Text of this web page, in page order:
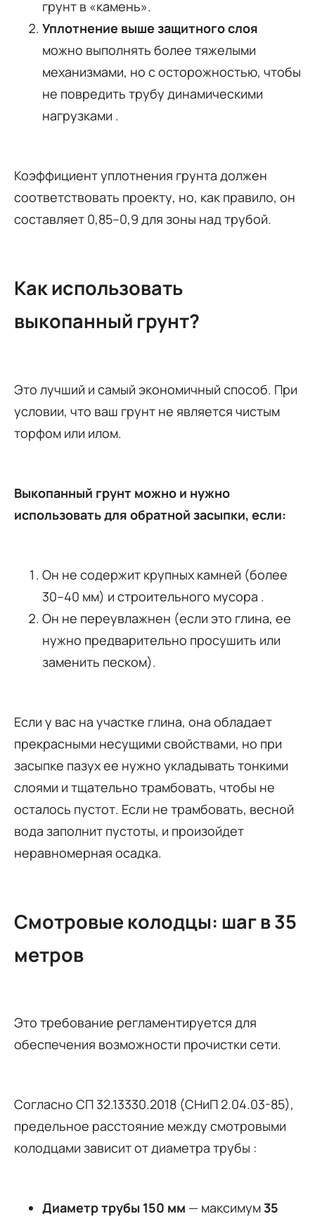
грунт в «камень».
Уплотнение выше защитного слоя
можно выполнять более тяжелыми
механизмами, но с осторожностью, чтобы
не повредить трубу динамическими
нагрузками .
Коэффициент уплотнения грунта должен
соответствовать проекту, но, как правило, он
составляет 0,85–0,9 для зоны над трубой.
Как использовать
выкопанный грунт?
Это лучший и самый экономичный способ. При
условии, что ваш грунт не является чистым
торфом или илом.
Выкопанный грунт можно и нужно
использовать для обратной засыпки, если:
Он не содержит крупных камней (более
30–40 мм) и строительного мусора .
Он не переувлажнен (если это глина, ее
нужно предварительно просушить или
заменить песком).
Если у вас на участке глина, она обладает
прекрасными несущими свойствами, но при
засыпке пазух ее нужно укладывать тонкими
слоями и тщательно трамбовать, чтобы не
осталось пустот. Если не трамбовать, весной
вода заполнит пустоты, и произойдет
неравномерная осадка.
Смотровые колодцы: шаг в 35
метров
Это требование регламентируется для
обеспечения возможности прочистки сети.
Согласно СП 32.13330.2018 (СНиП 2.04.03-85),
предельное расстояние между смотровыми
колодцами зависит от диаметра трубы :
Диаметр трубы 150 мм — максимум35